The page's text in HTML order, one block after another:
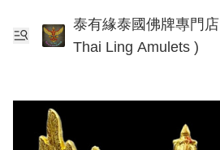
泰有緣泰國佛牌專門店 (
Thai Ling Amulets )